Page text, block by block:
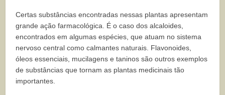
Certas substâncias encontradas nessas plantas apresentam
grande ação farmacológica. É o caso dos alcaloides,
encontrados em algumas espécies, que atuam no sistema
nervoso central como calmantes naturais. Flavonoides,
óleos essenciais, mucilagens e taninos são outros exemplos
de substâncias que tornam as plantas medicinais tão
importantes.